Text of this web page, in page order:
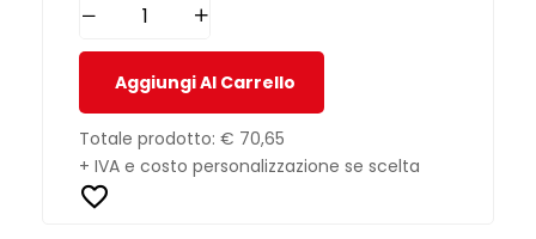
Aggiungi Al Carrello
Totale prodotto: € 70,65
+ IVA e costo personalizzazione se scelta